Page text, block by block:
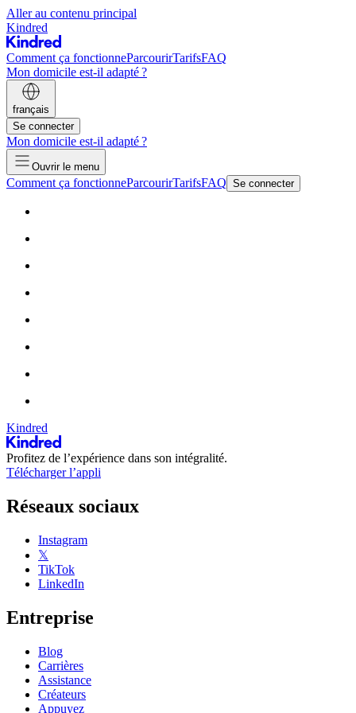
Aller au contenu principal
Kindred
Comment ça fonctionneParcourirTarifsFAQ
Mon domicile est-il adapté ?
français
Se connecter
Mon domicile est-il adapté ?
Ouvrir le menu
Comment ça fonctionneParcourirTarifsFAQ Se connecter
Kindred
Profitez de l’expérience dans son intégralité.
Télécharger l’appli
Réseaux sociaux
Instagram
𝕏
TikTok
LinkedIn
Entreprise
Blog
Carrières
Assistance
Créateurs
Appuyez